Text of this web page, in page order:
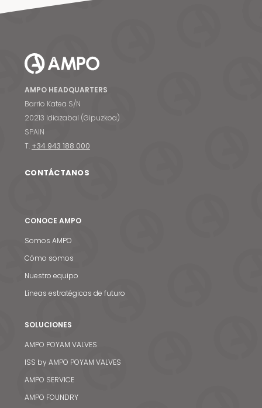
AMPO HEADQUARTERS
Barrio Katea S/N
20213 Idiazabal (Gipuzkoa)
SPAIN
T. +34 943 188 000
CONTÁCTANOS
CONOCE AMPO
Somos AMPO
Cómo somos
Nuestro equipo
Líneas estratégicas de futuro
SOLUCIONES
AMPO POYAM VALVES
ISS by AMPO POYAM VALVES
AMPO SERVICE
AMPO FOUNDRY